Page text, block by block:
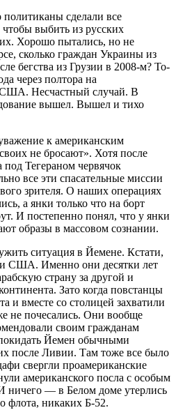
политиканы сделали все
выбить из русских
Хорошо пытались, но не
сколько граждан Украины из
бегства из Грузии в 2008-м? То-
через полтора на
США. Несчастный случай. В
вышел. Вышел и тихо
к американским
не бросают». Хотя после
под Тегераном червячок
все эти спасательные миссии
зрителя. О наших операциях
а янки только что на борт
И постепенно понял, что у янки
образы в массовом сознании.
ситуация в Йемене. Кстати,
США. Именно они десятки лет
страну за другой и
Зато когда повстанцы
и вместе со столицей захватили
не почесались. Они вообще
своим гражданам
Йемен обычными
после Ливии. Там тоже все было
свергли проамериканские
американского посла с особым
ничего — в Белом доме утерлись
флота, никаких Б-52.